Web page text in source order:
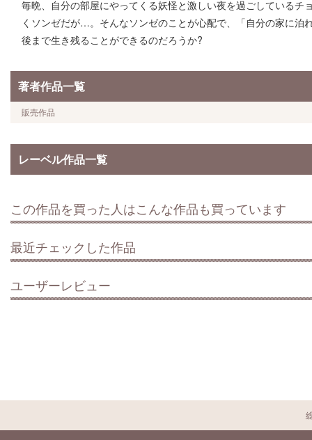
毎晩、自分の部屋にやってくる妖怪と激しい夜を過ごしている
くソンゼだが…。そんなソンゼのことが心配で、「自分の家に
後まで生き残ることができるのだろうか?
著者作品一覧
販売作品
レーベル作品一覧
この作品を買った人はこんな作品も買っています
最近チェックした作品
ユーザーレビュー